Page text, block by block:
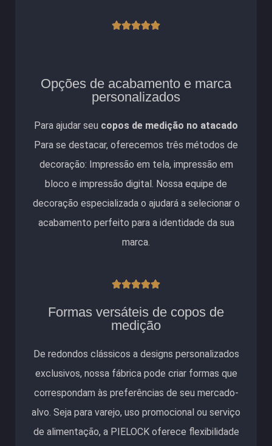
como
5
Opções de acabamento e marca
personalizados
Para ajudar seu copos de medição no atacado
Para se destacar, oferecemos três métodos de
decoração: Impressão em tela, impressão em
bloco e impressão digital. Nossa equipe de
decoração especializada o ajudará a selecionar o
acabamento perfeito para a identidade da sua
marca.
Classificado
5
5
Formas versáteis de copos de
medição
De redondos clássicos a designs personalizados
exclusivos, nossa fábrica pode criar formas que
correspondam às preferências de seu mercado-
alvo. Seja para varejo, uso promocional ou serviço
de alimentação, a PIELOCK oferece flexibilidade